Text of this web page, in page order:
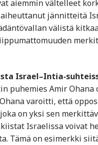
aiemmin vältelleet
jännitteitä
välistä
Israel–Intia-
puhemies Amir Ohana
varoitti, että
on yksi sen
Israelissa voivat
Tämä on esimerkki